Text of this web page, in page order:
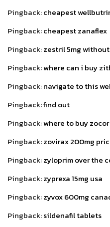
Pingback:cheapest
Pingback:cheapest zanaflex
Pingback:zestril 5mg
Pingback:where can i buy
Pingback:navigate to this
Pingback:find out
Pingback:where to buy zocor
Pingback:zovirax 200mg
Pingback:zyloprim over the
Pingback:zyprexa 15mg usa
Pingback:zyvox 600mg
Pingback:sildenafil tablets